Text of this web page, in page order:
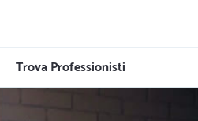
Trova Professionisti